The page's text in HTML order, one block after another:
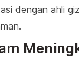
dengan ahli